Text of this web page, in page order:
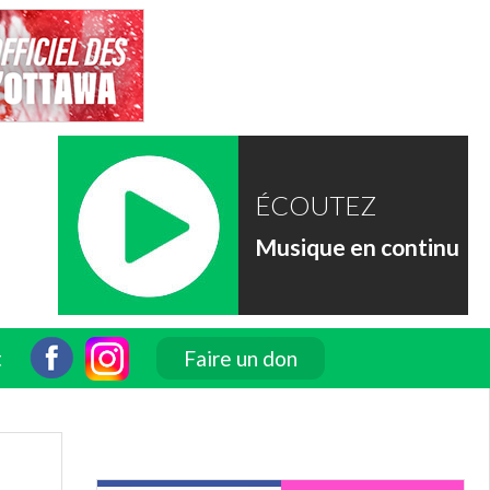
ÉCOUTEZ
Musique en continu
Faire un don